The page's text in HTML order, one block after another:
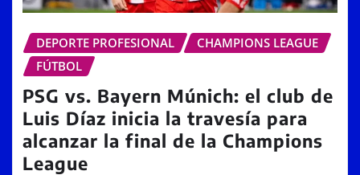
DEPORTE PROFESIONAL
CHAMPIONS LEAGUE
FÚTBOL
PSG vs. Bayern Múnich: el club de
Luis Díaz inicia la travesía para
alcanzar la final de la Champions
League